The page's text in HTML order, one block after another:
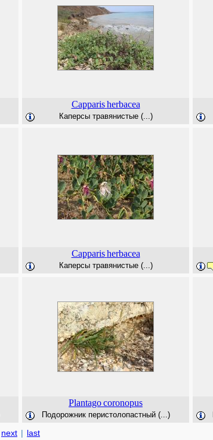
Capparis herbacea
Каперсы травянистые (...)
Capparis herbacea
Каперсы травянистые (...)
Plantagocoronopus
Подорожник перистолопастный (...)
next | last